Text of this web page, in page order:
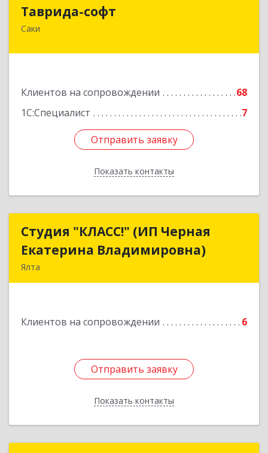
Таврида-софт
Саки
Клиентов на сопровождении
68
1С:Специалист
7
Отправить заявку
Показать контакты
Подробнее
Отправить заявку
Назад
Студия "КЛАСС!" (ИП Черная
Екатерина Владимировна)
Ялта
Клиентов на сопровождении 6
Отправить заявку
Показать контакты
Студия "КЛАСС!" (ИП Черная
Екатерина Владимировна)
Отправить заявку
Назад